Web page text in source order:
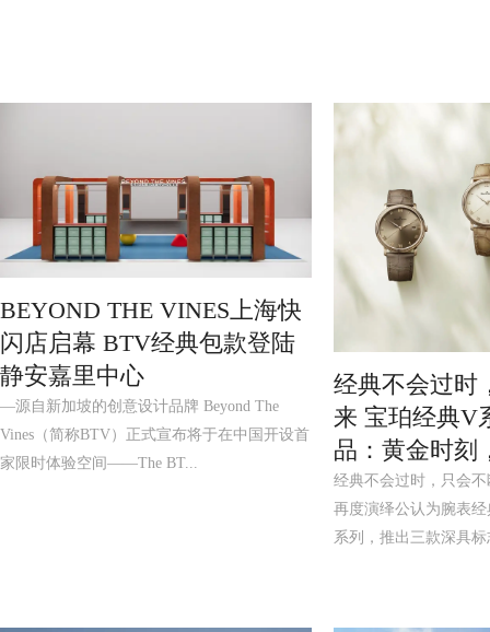
BEYOND THE VINES上海快
闪店启幕 BTV经典包款登陆
静安嘉里中心
—源自新加坡的创意设计品牌 Beyond The
Vines（简称BTV）正式宣布将于在中国开设首
家限时体验空间——The BT...
经典不会过时
来 宝珀经典V
品：黄金时刻
经典不会过时，只会
再度演绎公认为腕表
系列，推出三款深具